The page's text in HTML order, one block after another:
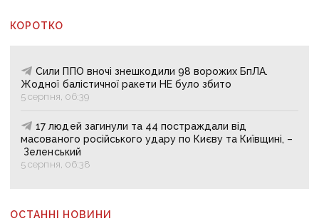
КОРОТКО
Сили ППО вночі знешкодили 98 ворожих БпЛА.
Жодної балістичної ракети НЕ було збито
5 серпня, 06:39
17 людей загинули та 44 постраждали від
масованого російського удару по Києву та Київщині, –
Зеленський
5 серпня, 06:38
ОСТАННІ НОВИНИ